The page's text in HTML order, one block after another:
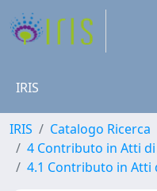
IRIS
IRIS
Catalogo Ricerca
4 Contributo in Atti
4.1 Contributo in Atti